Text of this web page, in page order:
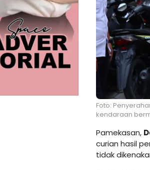
Foto:
kendaraan
Pamekasan,
curian hasil
tidak